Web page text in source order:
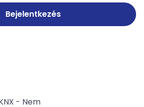
Bejelentkezés
- Nem